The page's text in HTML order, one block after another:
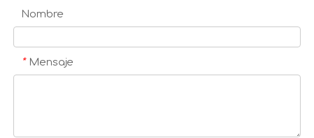
Nombre
* Mensaje